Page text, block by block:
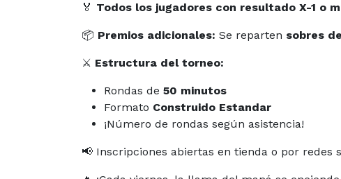
🏅 Todos los jugadores con resultado X-1 o
📦 Premios adicionales: Se reparten sobres
⚔️ Estructura del torneo:
Rondas de 50 minutos
Formato Construido Estandar
¡Número de rondas según asistencia!
📢 Inscripciones abiertas en tienda o por redes